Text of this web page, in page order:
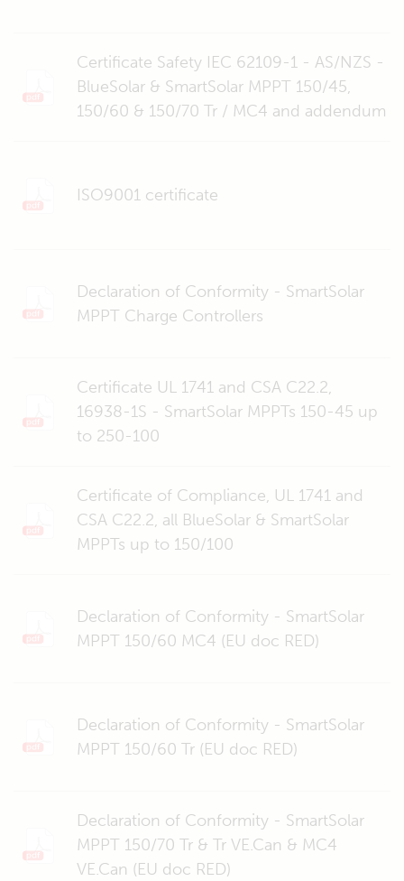
Certificate Safety IEC 62109-1 - AS/NZS -
BlueSolar & SmartSolar MPPT 150/45,
150/60 & 150/70 Tr / MC4 and addendum
ISO9001 certificate
Declaration of Conformity - SmartSolar
MPPT Charge Controllers
Certificate UL 1741 and CSA C22.2,
16938-1S - SmartSolar MPPTs 150-45 up
to 250-100
Certificate of Compliance, UL 1741 and
CSA C22.2, all BlueSolar & SmartSolar
MPPTs up to 150/100
Declaration of Conformity - SmartSolar
MPPT 150/60 MC4 (EU doc RED)
Declaration of Conformity - SmartSolar
MPPT 150/60 Tr (EU doc RED)
Declaration of Conformity - SmartSolar
MPPT 150/70 Tr & Tr VE.Can & MC4
VE.Can (EU doc RED)